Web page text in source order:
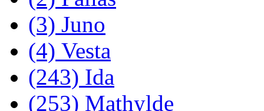
(3) Juno
(4) Vesta
(243) Ida
(253) Mathylde